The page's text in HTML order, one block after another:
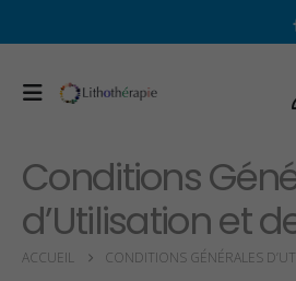
Conditions
d’Utilisation et
ACCUEIL CONDITIONS GÉNÉRALES